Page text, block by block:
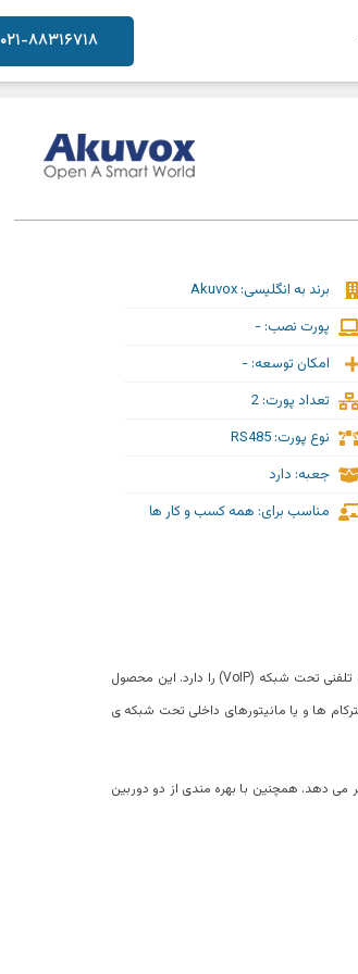
۰۲۱-۸۸۳۱۶۷۱۸
برند به انگلیسی: Akuvox
پورت نصب: -
امکان توسعه: -
تعداد پورت: 2
نوع پورت: RS485
جعبه: دارد
مناسب برای: همه کسب و کار ها
اینترکام هوشمند آکووکس مدل X916S به عنوان درب بازکن و اینترکام چند منظوره طراحی شده و قابلیت یکپارچگی با سیستم تلفنی تحت شبکه (VoIP) را دارد. این محصول
ها و یا مانیتورهای داخلی تحت شبکه ی
نیاز را به کاربر می دهد. همچنین با بهره مندی از دو دوربین